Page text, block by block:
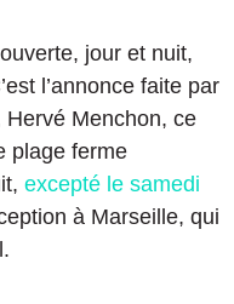
jour et nuit,
l’annonce faite par
Hervé Menchon, ce
plage ferme
excepté le samedi
à Marseille, qui